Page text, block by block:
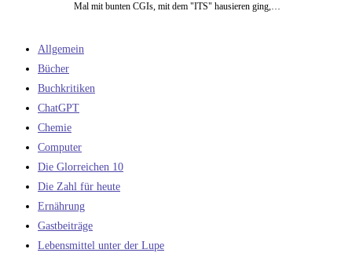
Mal mit bunten CGIs, mit dem "ITS" hausieren ging,…
Allgemein
Bücher
Buchkritiken
ChatGPT
Chemie
Computer
Die Glorreichen 10
Die Zahl für heute
Ernährung
Gastbeiträge
Lebensmittel unter der Lupe